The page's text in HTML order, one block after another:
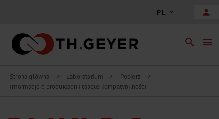
PL person
search menu
Strona główna chevron_right Laboratorium chevron_right Pobierz chevron_right
Informacje o produktach i tabele kompatybilności